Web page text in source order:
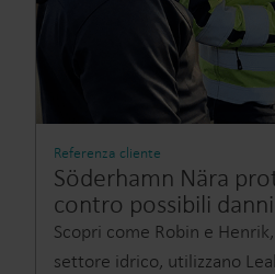
Referenza cliente
Söderhamn Nära
contro possibili
Scopri come Robin e
settore idrico, utilizzano